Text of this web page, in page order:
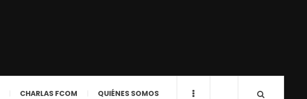
CHARLAS FCOM QUIÉNES SOMOS